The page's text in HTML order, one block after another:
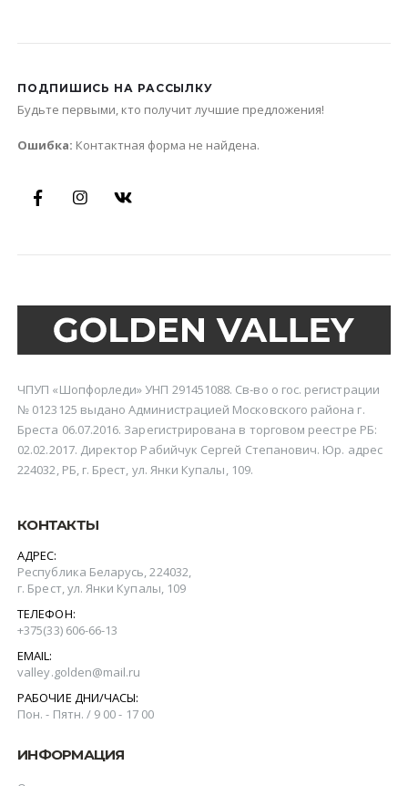
ПОДПИШИСЬ НА РАССЫЛКУ
Будьте первыми, кто получит лучшие предложения!
Ошибка: Контактная форма не найдена.
ЧПУП «Шопфорледи» УНП 291451088. Св-во о гос. регистрации
№ 0123125 выдано Администрацией Московского района г.
Бреста 06.07.2016. Зарегистрирована в торговом реестре РБ:
02.02.2017. Директор Рабийчук Сергей Степанович. Юр. адрес
224032, РБ, г. Брест, ул. Янки Купалы, 109.
КОНТАКТЫ
АДРЕС:
Республика Беларусь, 224032,
г. Брест, ул. Янки Купалы, 109
ТЕЛЕФОН:
+375(‎33) 606-66-13
EMAIL:
valley.golden@mail.ru
РАБОЧИЕ ДНИ/ЧАСЫ:
Пон. - Пятн. / 9 00 - 17 00
ИНФОРМАЦИЯ